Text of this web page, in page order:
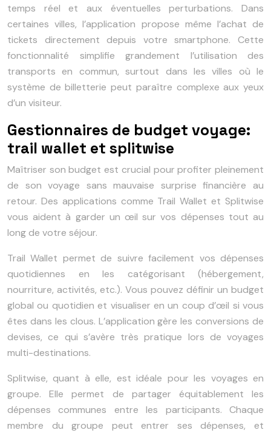
temps réel et aux éventuelles perturbations. Dans
certaines villes, l’application propose même l’achat de
tickets directement depuis votre smartphone. Cette
fonctionnalité simplifie grandement l’utilisation des
transports en commun, surtout dans les villes où le
système de billetterie peut paraître complexe aux yeux
d’un visiteur.
Gestionnaires de budget voyage:
trail wallet et splitwise
Maîtriser son budget est crucial pour profiter pleinement
de son voyage sans mauvaise surprise financière au
retour. Des applications comme Trail Wallet et Splitwise
vous aident à garder un œil sur vos dépenses tout au
long de votre séjour.
Trail Wallet permet de suivre facilement vos dépenses
quotidiennes en les catégorisant (hébergement,
nourriture, activités, etc.). Vous pouvez définir un budget
global ou quotidien et visualiser en un coup d’œil si vous
êtes dans les clous. L’application gère les conversions de
devises, ce qui s’avère très pratique lors de voyages
multi-destinations.
Splitwise, quant à elle, est idéale pour les voyages en
groupe. Elle permet de partager équitablement les
dépenses communes entre les participants. Chaque
membre du groupe peut entrer ses dépenses, et